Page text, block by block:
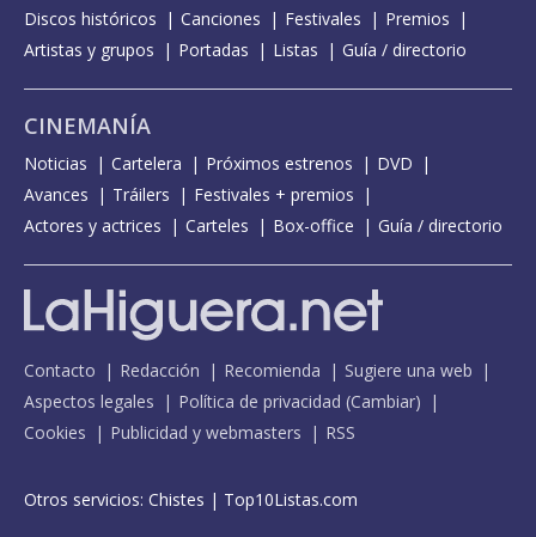
Discos históricos
Canciones Festivales
Premios
Artistas y grupos
Portadas Listas Guía / directorio
CINEMANÍA
Noticias Cartelera Próximos estrenos
DVD
Avances
Tráilers
Festivales + premios
Actores y actrices
Carteles Box-office Guía / directorio
Contacto Redacción Recomienda
Sugiere una web
Aspectos legales
Política de privacidad (Cambiar)
Cookies
Publicidad y webmasters RSS
Otros servicios: Chistes | Top10Listas.com